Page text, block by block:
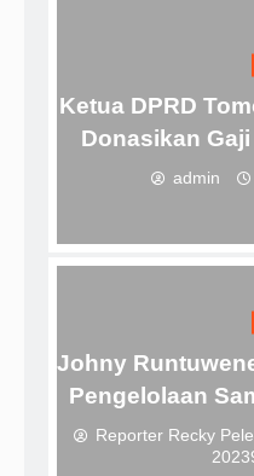
Ketua DPRD
Donasikan
admin
Johny
Pengelolaan
Reporter Recky
2023